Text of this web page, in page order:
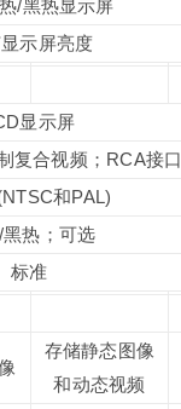
/黑热显示屏
示屏亮度
显示屏
复合视频；RCA接口
和PAL)
黑热；可选
标准
存储静态图像
和动态视频